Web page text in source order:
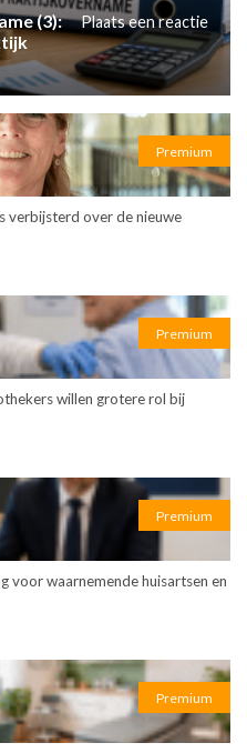
(3):
Plaats een reactie
Premium
verbijsterd over de nieuwe
Premium
willen grotere rol bij
Premium
voor waarnemende huisartsen en
Premium